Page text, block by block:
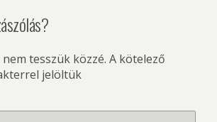
tesszük közzé. A kötelező
jelöltük